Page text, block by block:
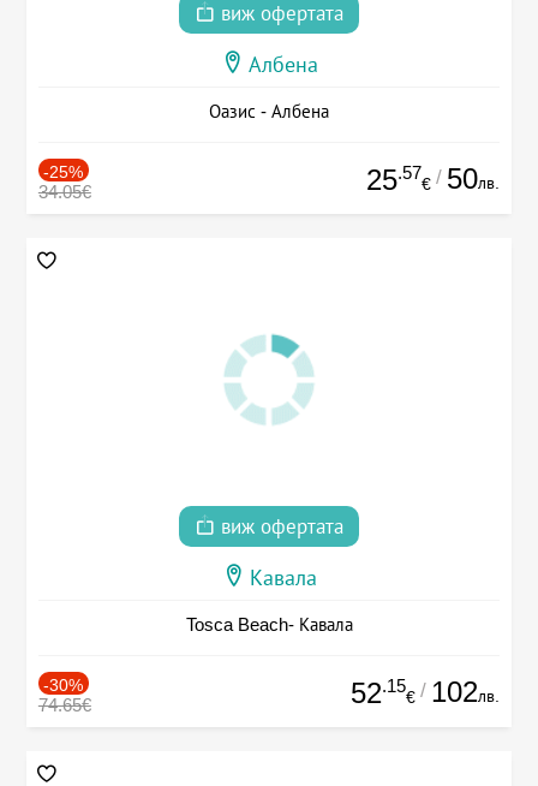
виж офертата
Албена
Оазис - Албена
-25%
34.05€ 25.57
€ / 50лв.
виж офертата
Кавала
Tosca Beach- Кавала
-30%
74.65€ 52.15
€ / 102лв.